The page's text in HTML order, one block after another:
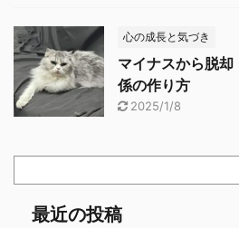
心の成長と気づき
マイナスから脱却
係の作り方
2025/1/8
最近の投稿